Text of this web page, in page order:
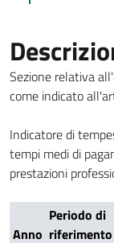
Sezione relativa
come indicato
Indicatore di
tempi medi di
prestazioni
Anno
Periodo di
riferimento